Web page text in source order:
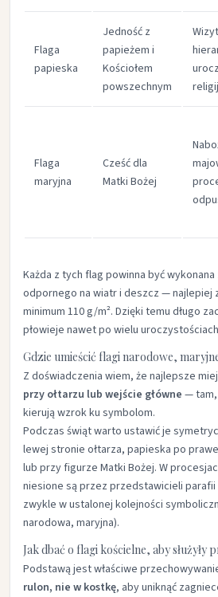
Flaga
papieska
Jedność z
papieżem i
Kościołem
powszechnym
Flaga
maryjna
Cześć dla
Matki Bożej
Każda z tych flag powinna być wykonana
odpornego na wiatr i deszcz — najlepiej
minimum 110 g/m². Dzięki temu długo
płowieje nawet po wielu
Gdzie umieścić flagi narodowe,
Z doświadczenia wiem, że najlepsze
przy ołtarzu lub wejście główne —
kierują wzrok ku symbolom.
Podczas świąt warto ustawić je
lewej stronie ołtarza, papieska po
lub przy figurze Matki Bożej. W
niesione są przez przedstawicieli
zwykle w ustalonej kolejności
narodowa, maryjna).
Jak dbać o flagi kościelne, aby służyły
Podstawą jest właściwe
rulon, nie w kostkę, aby uniknąć